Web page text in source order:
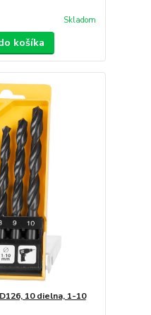
Skladom
košíka
10 dielna, 1-10